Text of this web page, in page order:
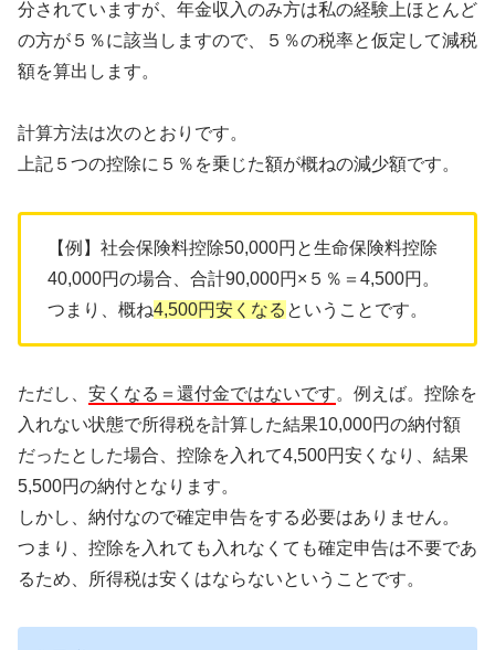
分されていますが、年金収入のみ方は私の経験上ほとんど
の方が５％に該当しますので、５％の税率と仮定して減税
額を算出します。
計算方法は次のとおりです。
上記５つの控除に５％を乗じた額が概ねの減少額です。
【例】社会保険料控除50,000円と生命保険料控除
40,000円の場合、合計90,000円×５％＝4,500円。
つまり、概ね4,500円安くなる ということです。
ただし、 安くなる＝還付金ではないです。例えば。控除を
入れない状態で所得税を計算した結果10,000円の納付額
だったとした場合、控除を入れて4,500円安くなり、結果
5,500円の納付となります。
しかし、納付なので確定申告をする必要はありません。
つまり、控除を入れても入れなくても確定申告は不要であ
るため、所得税は安くはならないということです。